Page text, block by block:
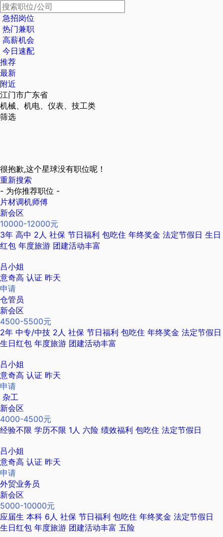
急招岗位
热门兼职
高薪机会
今日速配
推荐
最新
附近
江门市广东省
机械、机电、仪表、技工类
筛选
很抱歉,这个星球没有职位呢！
重新搜索
- 为你推荐职位 -
片材调机师傅
新会区
10000-12000元
3年 高中 2人 社保 节日福利 包吃住 年终奖金 法定节假日 生日
红包 年度旅游 团建活动丰富
吕小姐
意奇高 认证 昨天
申请
仓管员
新会区
4500-5500元
2年 中专/中技 2人 社保 节日福利 包吃住 年终奖金 法定节假日
生日红包 年度旅游 团建活动丰富
吕小姐
意奇高 认证 昨天
申请
杂工
新会区
4000-4500元
经验不限 学历不限 1人 六险 绩效福利 包吃住 法定节假日
吕小姐
意奇高 认证 昨天
申请
外贸业务员
新会区
5000-10000元
应届生 本科 6人 社保 节日福利 包吃住 年终奖金 法定节假日
生日红包 年度旅游 团建活动丰富 五险